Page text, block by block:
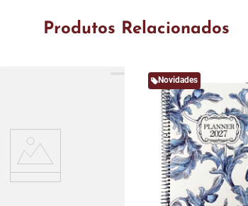
Produtos Relacionados
Novidades